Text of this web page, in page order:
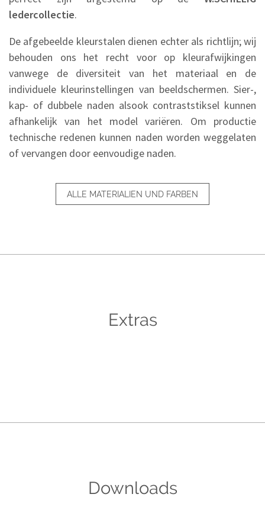
ledercollectie.
De afgebeelde kleurstalen dienen echter als richtlijn; wij
behouden ons het recht voor op kleurafwijkingen
vanwege de diversiteit van het materiaal en de
individuele kleurinstellingen van beeldschermen. Sier-,
kap- of dubbele naden alsook contraststiksel kunnen
afhankelijk van het model variëren. Om productie
technische redenen kunnen naden worden weggelaten
of vervangen door eenvoudige naden.
ALLE MATERIALIEN UND FARBEN
Extras
Downloads